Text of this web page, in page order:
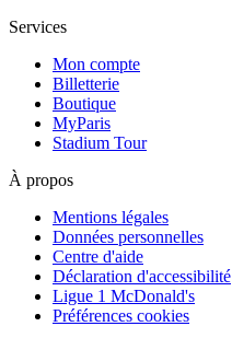
Services
Mon compte
Billetterie
Boutique
MyParis
Stadium Tour
À propos
Mentions légales
Données personnelles
Centre d'aide
Déclaration d'accessibilité
Ligue 1 McDonald's
Préférences cookies